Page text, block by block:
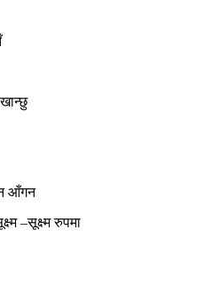
आँगन
–सूक्ष्म रुपमा